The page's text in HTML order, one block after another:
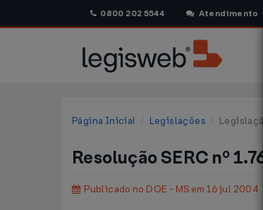
0800 202 5544 Atendimento
Página Inicial Legislações
Resolução SERC nº
Publicado no DOE - MS em 16 jul 2004